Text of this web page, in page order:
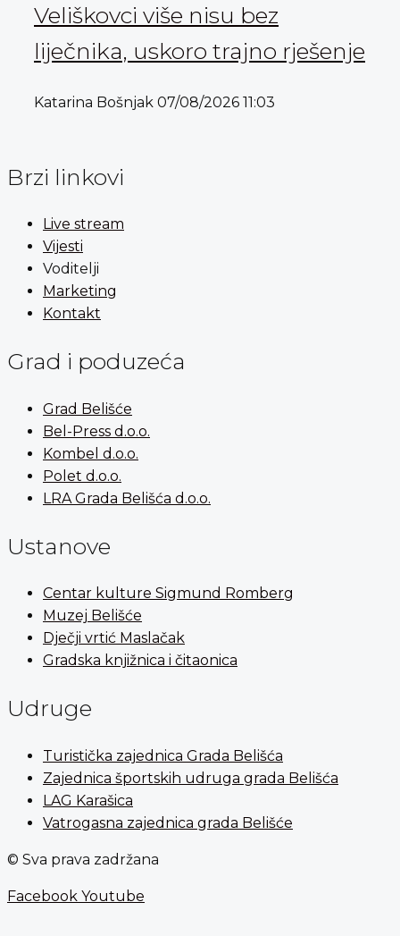
Veliškovci više nisu bez
liječnika, uskoro trajno rješenje
Katarina Bošnjak 07/08/2026 11:03
Brzi linkovi
Live stream
Vijesti
Voditelji
Marketing
Kontakt
Grad i poduzeća
Grad Belišće
Bel-Press d.o.o.
Kombel d.o.o.
Polet d.o.o.
LRA Grada Belišća d.o.o.
Ustanove
Centar kulture Sigmund Romberg
Muzej Belišće
Dječji vrtić Maslačak
Gradska knjižnica i čitaonica
Udruge
Turistička zajednica Grada Belišća
Zajednica športskih udruga grada Belišća
LAG Karašica
Vatrogasna zajednica grada Belišće
© Sva prava zadržana
Facebook Youtube